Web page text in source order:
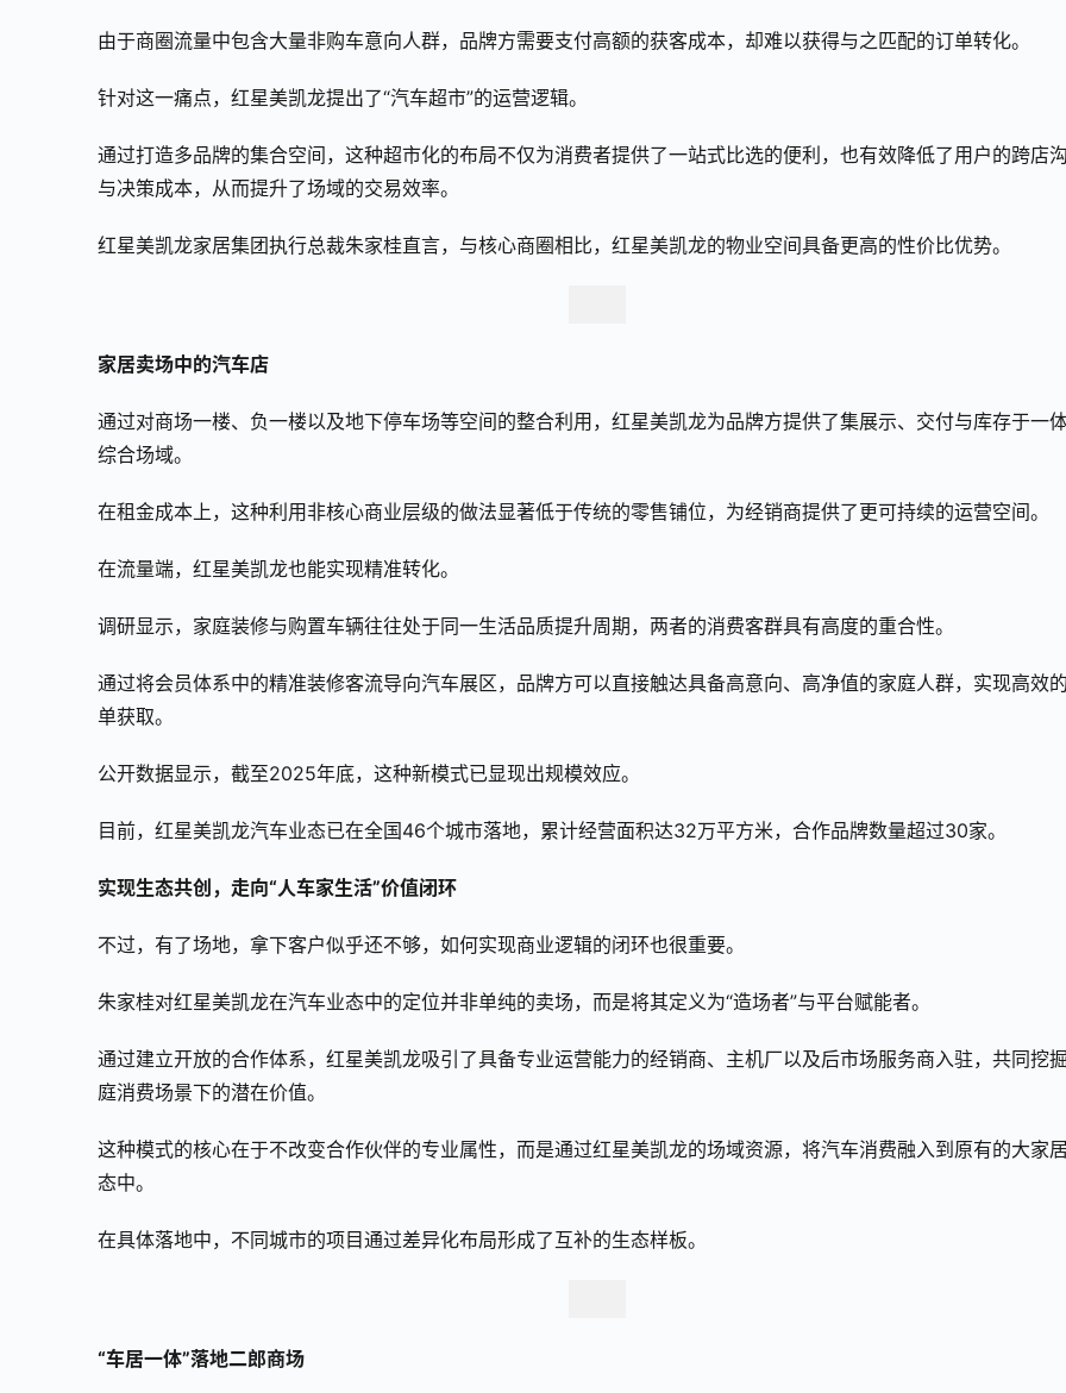
由于商圈流量中包含大量非购车意向人群，品牌方需要支付高额的获客成本，却难以获得与之匹配的订单转化。
针对这一痛点，红星美凯龙提出了“汽车超市”的运营逻辑。
通过打造多品牌的集合空间，这种超市化的布局不仅为消费者提供了一站式比选的便利，也有效降低了用户的跨店
与决策成本，从而提升了场域的交易效率。
红星美凯龙家居集团执行总裁朱家桂直言，与核心商圈相比，红星美凯龙的物业空间具备更高的性价比优势。
家居卖场中的汽车店
通过对商场一楼、负一楼以及地下停车场等空间的整合利用，红星美凯龙为品牌方提供了集展示、交付与库存于一
综合场域。
在租金成本上，这种利用非核心商业层级的做法显著低于传统的零售铺位，为经销商提供了更可持续的运营空间。
在流量端，红星美凯龙也能实现精准转化。
调研显示，家庭装修与购置车辆往往处于同一生活品质提升周期，两者的消费客群具有高度的重合性。
通过将会员体系中的精准装修客流导向汽车展区，品牌方可以直接触达具备高意向、高净值的家庭人群，实现高效
单获取。
公开数据显示，截至2025年底，这种新模式已显现出规模效应。
目前，红星美凯龙汽车业态已在全国46个城市落地，累计经营面积达32万平方米，合作品牌数量超过30家。
实现生态共创 ， 走向“人车家生活”价值闭环
不过，有了场地，拿下客户似乎还不够，如何实现商业逻辑的闭环也很重要。
朱家桂对红星美凯龙在汽车业态中的定位并非单纯的卖场，而是将其定义为“造场者”与平台赋能者。
通过建立开放的合作体系，红星美凯龙吸引了具备专业运营能力的经销商、主机厂以及后市场服务商入驻，共同挖
庭消费场景下的潜在价值。
这种模式的核心在于不改变合作伙伴的专业属性，而是通过红星美凯龙的场域资源，将汽车消费融入到原有的大家
态中。
在具体落地中，不同城市的项目通过差异化布局形成了互补的生态样板。
“车居一体”落地二郎商场